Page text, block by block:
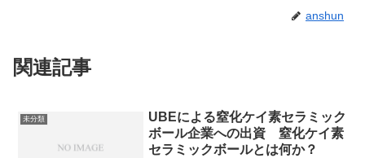
anshun
関連記事
未分類
UBEによる窒化ケイ素セラミック
ボール企業への出資 窒化ケイ素
セラミックボールとは何か？